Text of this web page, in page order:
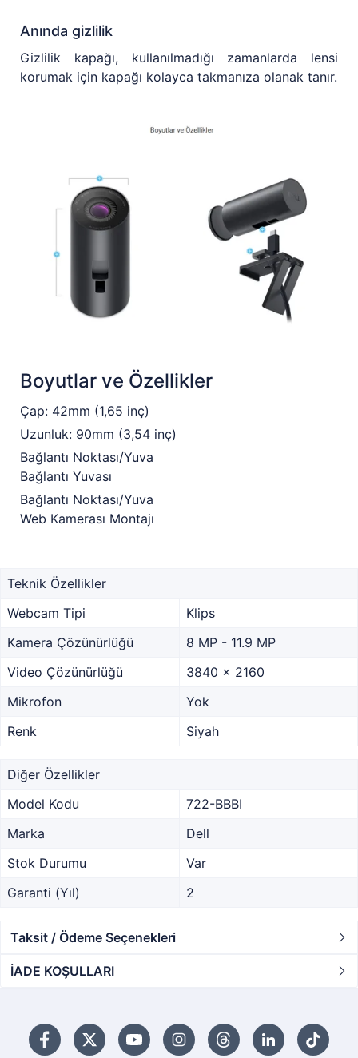
Anında gizlilik
Gizlilik kapağı, kullanılmadığı zamanlarda lensi
korumak için kapağı kolayca takmanıza olanak tanır.
Boyutlar ve Özellikler
Çap: 42mm (1,65 inç)
Uzunluk: 90mm (3,54 inç)
Bağlantı Noktası/Yuva
Bağlantı Yuvası
Bağlantı Noktası/Yuva
Web Kamerası Montajı
Teknik Özellikler
Webcam Tipi
Klips
Kamera Çözünürlüğü
8 MP - 11.9 MP
Video Çözünürlüğü
3840 x 2160
Mikrofon
Yok
Renk
Siyah
Diğer Özellikler
Model Kodu
722-BBBI
Marka
Dell
Stok Durumu
Var
Garanti (Yıl)
2
Taksit / Ödeme Seçenekleri
İADE KOŞULLARI